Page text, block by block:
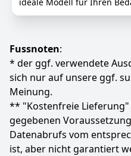
499
Überlastschutz und
Betrieb unter allen
GETESTET: Der Güde
Abgasrichtlinien der
für eine
"GUT - SEHR GUT" von
Heimwerker-Test
Farbe
Blau, Schwarz
Fussnoten:
* der ggf. verwendete
sich nur auf unsere ggf.
Meinung.
** "Kostenfreie
gegebenen
Datenabrufs vom
ist, aber nicht garantiert